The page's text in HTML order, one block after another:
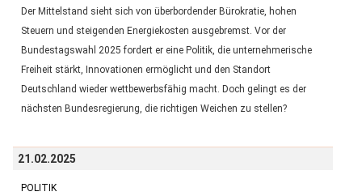
Der Mittelstand sieht sich von überbordender Bürokratie, hohen
Steuern und steigenden Energiekosten ausgebremst. Vor der
Bundestagswahl 2025 fordert er eine Politik, die unternehmerische
Freiheit stärkt, Innovationen ermöglicht und den Standort
Deutschland wieder wettbewerbsfähig macht. Doch gelingt es der
nächsten Bundesregierung, die richtigen Weichen zu stellen?
21.02.2025
POLITIK